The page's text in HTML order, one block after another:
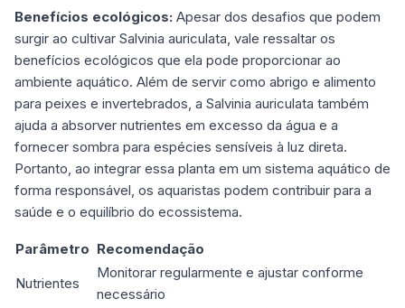
Benefícios ecológicos: Apesar dos desafios que podem
surgir ao cultivar Salvinia auriculata, vale ressaltar os
benefícios ecológicos que ela pode proporcionar ao
ambiente aquático. Além de servir como abrigo e alimento
para peixes e invertebrados, a Salvinia auriculata também
ajuda a absorver nutrientes em excesso da água e a
fornecer sombra para espécies sensíveis à luz direta.
Portanto, ao integrar essa planta em um sistema aquático de
forma responsável, os aquaristas podem contribuir para a
saúde e o equilíbrio do ecossistema.
Parâmetro Recomendação
Nutrientes
Monitorar regularmente e ajustar conforme
necessário